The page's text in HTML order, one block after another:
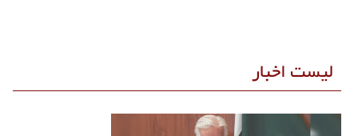
لیست اخبار